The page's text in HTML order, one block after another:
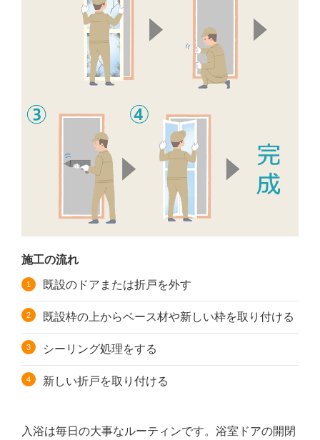
施工の流れ
既設のドアまたは折戸を外す
既設枠の上からベース材や新しい枠を取り付ける
シーリング処理をする
新しい折戸を取り付ける
入浴は毎日の大事なルーティンです。浴室ドアの開閉